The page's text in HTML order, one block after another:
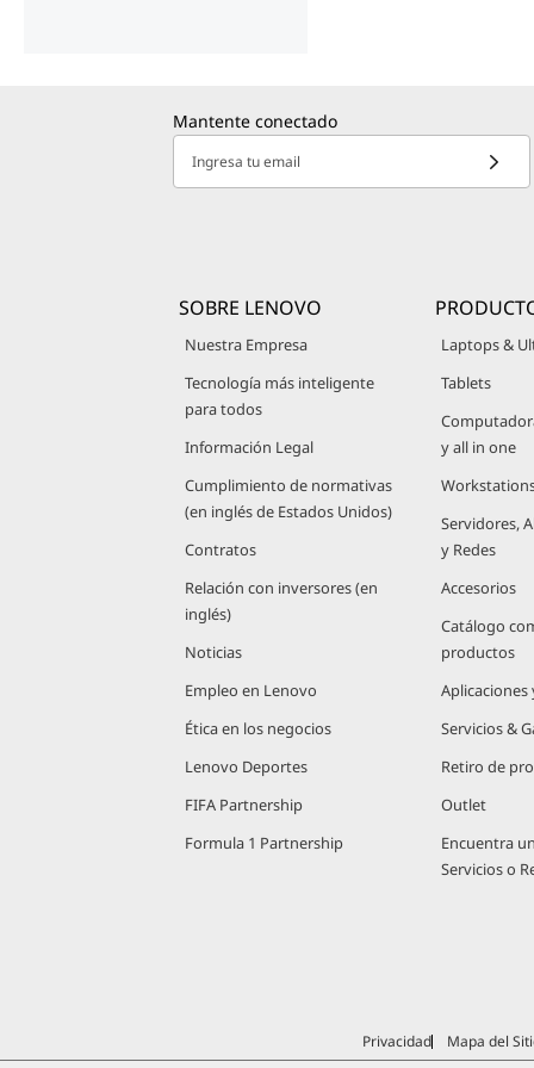
Mantente conectado
Ingresa tu email
SOBRE LENOVO
Nuestra Empresa
Tecnología más inteligente
para todos
Información Legal
Cumplimiento de normativas
(en inglés de Estados Unidos)
Contratos
Relación con inversores (en
inglés)
Noticias
Empleo en Lenovo
Ética en los negocios
Lenovo Deportes
FIFA Partnership
Formula 1 Partnership
Laptops &
Tablets
y all in one
Servidores,
y Redes
Accesorios
Catálogo
productos
Aplicaciones
Servicios &
Retiro de
Outlet
Encuentra
Servicios o
Privacidad
Mapa del